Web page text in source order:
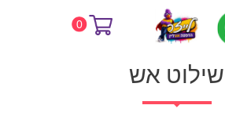
0 שילוט אש
שילוט אש